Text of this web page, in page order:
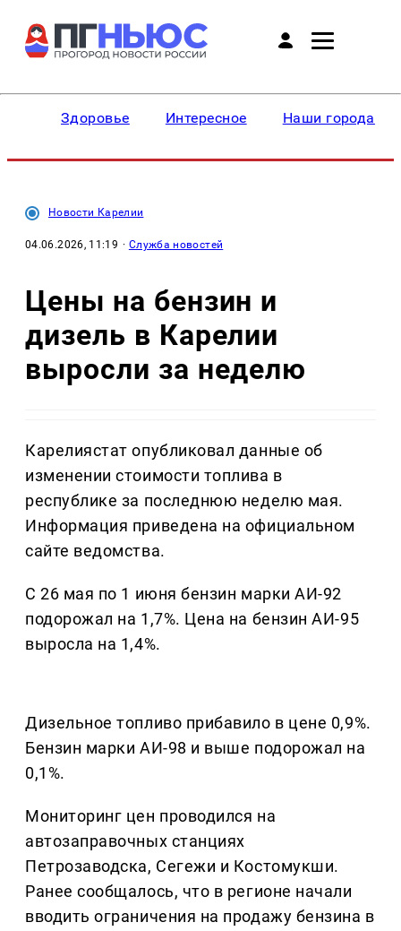
Здоровье Интересное Наши города
Новости Карелии
04.06.2026, 11:19 · Служба новостей
Цены на бензин и
дизель в Карелии
выросли за неделю
Карелиястат опубликовал данные об
изменении стоимости топлива в
республике за последнюю неделю мая.
Информация приведена на официальном
сайте ведомства.
С 26 мая по 1 июня бензин марки АИ-92
подорожал на 1,7%. Цена на бензин АИ-95
выросла на 1,4%.
Дизельное топливо прибавило в цене 0,9%.
Бензин марки АИ-98 и выше подорожал на
0,1%.
Мониторинг цен проводился на
автозаправочных станциях
Петрозаводска, Сегежи и Костомукши.
Ранее сообщалось, что в регионе начали
вводить ограничения на продажу бензина в